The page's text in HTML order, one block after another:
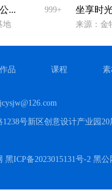
999+
...
地
坐享时
来源：金
作品 课程
号新区创意设计产业园20
ICP备2023015131号-2 黑公